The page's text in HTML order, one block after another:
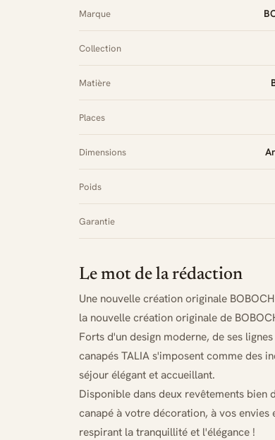
Marque
Collection
Matière
Places
Dimensions
Poids
Garantie
Le mot de la rédaction
Une nouvelle création originale
la nouvelle création originale de
Forts d'un design moderne, de ses
canapés TALIA s'imposent comme des
séjour élégant et accueillant.
Disponible dans deux revêtements bien
canapé à votre décoration, à vos
respirant la tranquillité et l'élégance !